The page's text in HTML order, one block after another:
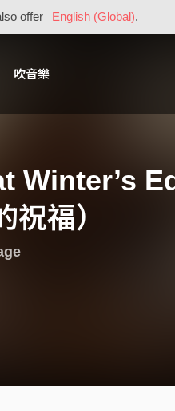
offer English (Global).
吹音樂
Winter’s
福）